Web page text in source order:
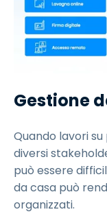
Gestione
Quando lavori
diversi
può essere
da casa può
organizzati.